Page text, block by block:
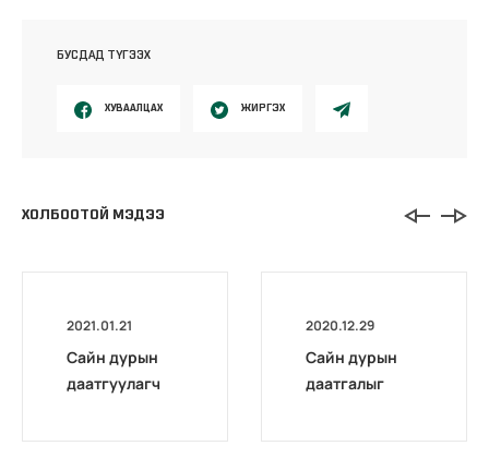
БУСДАД ТҮГЭЭХ
ХУВААЛЦАХ ЖИРГЭХ
ХОЛБООТОЙ МЭДЭЭ
2021.01.21
Сайн дурын
даатгуулагч
2020.12.29
Сайн дурын
даатгалыг